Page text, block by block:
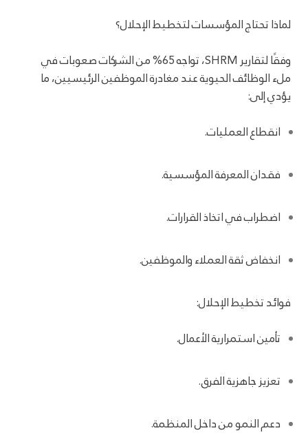
لماذا تحتاج المؤسسات لتخطيط الإحلال؟
وفقًا لتقارير SHRM، تواجه 65% من الشركات صعوبات في
ملء الوظائف الحيوية عند مغادرة الموظفين الرئيسيين، ما
يؤدي إلى:
انقطاع العمليات.
فقدان المعرفة المؤسسية.
اضطراب في اتخاذ القرارات.
انخفاض ثقة العملاء والموظفين.
فوائد تخطيط الإحلال:
تأمين استمرارية الأعمال.
تعزيز جاهزية الفرق.
دعم النمو من داخل المنظمة.